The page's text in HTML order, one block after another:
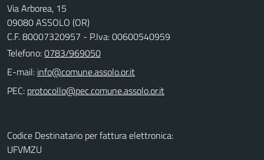
Via Arborea, 15
09080 ASSOLO (OR)
C.F. 80007320957 - P.Iva: 00600540959
Telefono:0783/969050
E-mail:
PEC:
Codice Destinatario per fattura elettronica:
UFVMZU